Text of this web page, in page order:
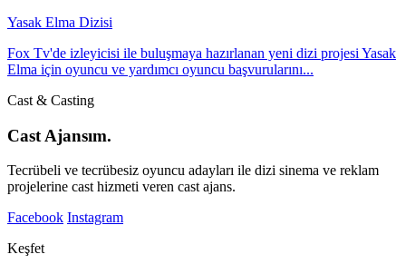
Yasak Elma Dizisi
Fox Tv'de izleyicisi ile buluşmaya hazırlanan yeni dizi projesi Yasak
Elma için oyuncu ve yardımcı oyuncu başvurularını...
Cast & Casting
Cast Ajansım.
Tecrübeli ve tecrübesiz oyuncu adayları ile dizi sinema ve reklam
projelerine cast hizmeti veren cast ajans.
Facebook Instagram
Keşfet